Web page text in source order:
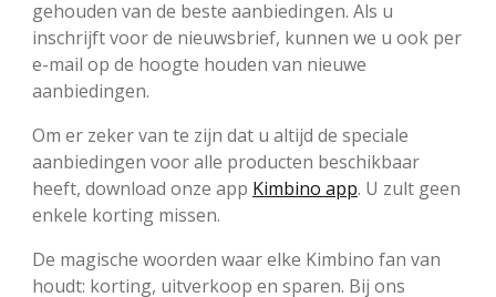
gehouden van de beste aanbiedingen. Als u
inschrijft voor de nieuwsbrief, kunnen we u ook per
e-mail op de hoogte houden van nieuwe
aanbiedingen.
Om er zeker van te zijn dat u altijd de speciale
aanbiedingen voor alle producten beschikbaar
heeft, download onze app Kimbino app. U zult geen
enkele korting missen.
De magische woorden waar elke Kimbino fan van
houdt: korting, uitverkoop en sparen. Bij ons